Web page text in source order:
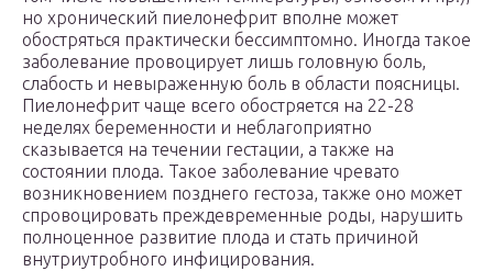
но хронический пиелонефрит вполне может
обостряться практически бессимптомно. Иногда такое
заболевание провоцирует лишь головную боль,
слабость и невыраженную боль в области поясницы.
Пиелонефрит чаще всего обостряется на 22-28
неделях беременности и неблагоприятно
сказывается на течении гестации, а также на
состоянии плода. Такое заболевание чревато
возникновением позднего гестоза, также оно может
спровоцировать преждевременные роды, нарушить
полноценное развитие плода и стать причиной
внутриутробного инфицирования.